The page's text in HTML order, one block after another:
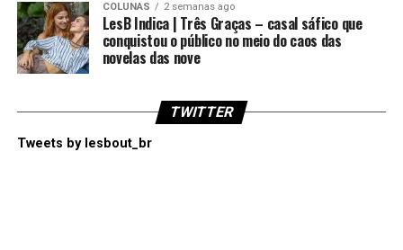
COLUNAS 2 semanas ago
LesB Indica | Três Graças – casal sáfico que
conquistou o público no meio do caos das
novelas das nove
TWITTER
Tweets by lesbout_br